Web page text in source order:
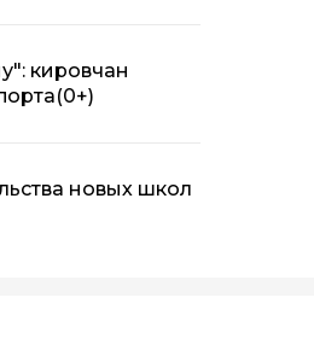
кировчан
(0+)
новых школ